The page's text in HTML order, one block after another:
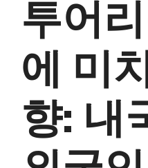
투어
에 미
향: 내